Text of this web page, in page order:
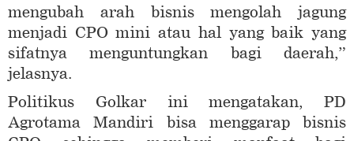
mengubah arah bisnis mengolah jagung
menjadi CPO mini atau hal yang baik yang
sifatnya menguntungkan bagi daerah,”
jelasnya.
Politikus Golkar ini mengatakan, PD
Agrotama Mandiri bisa menggarap bisnis